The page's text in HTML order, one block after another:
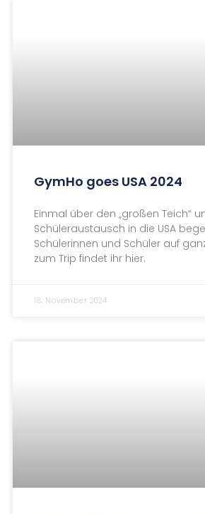
GymHo goes USA 2024
Einmal über den „großen Teich“
Schüleraustausch in die USA
Schülerinnen und Schüler auf
zum Trip findet ihr hier.
18. November 2024